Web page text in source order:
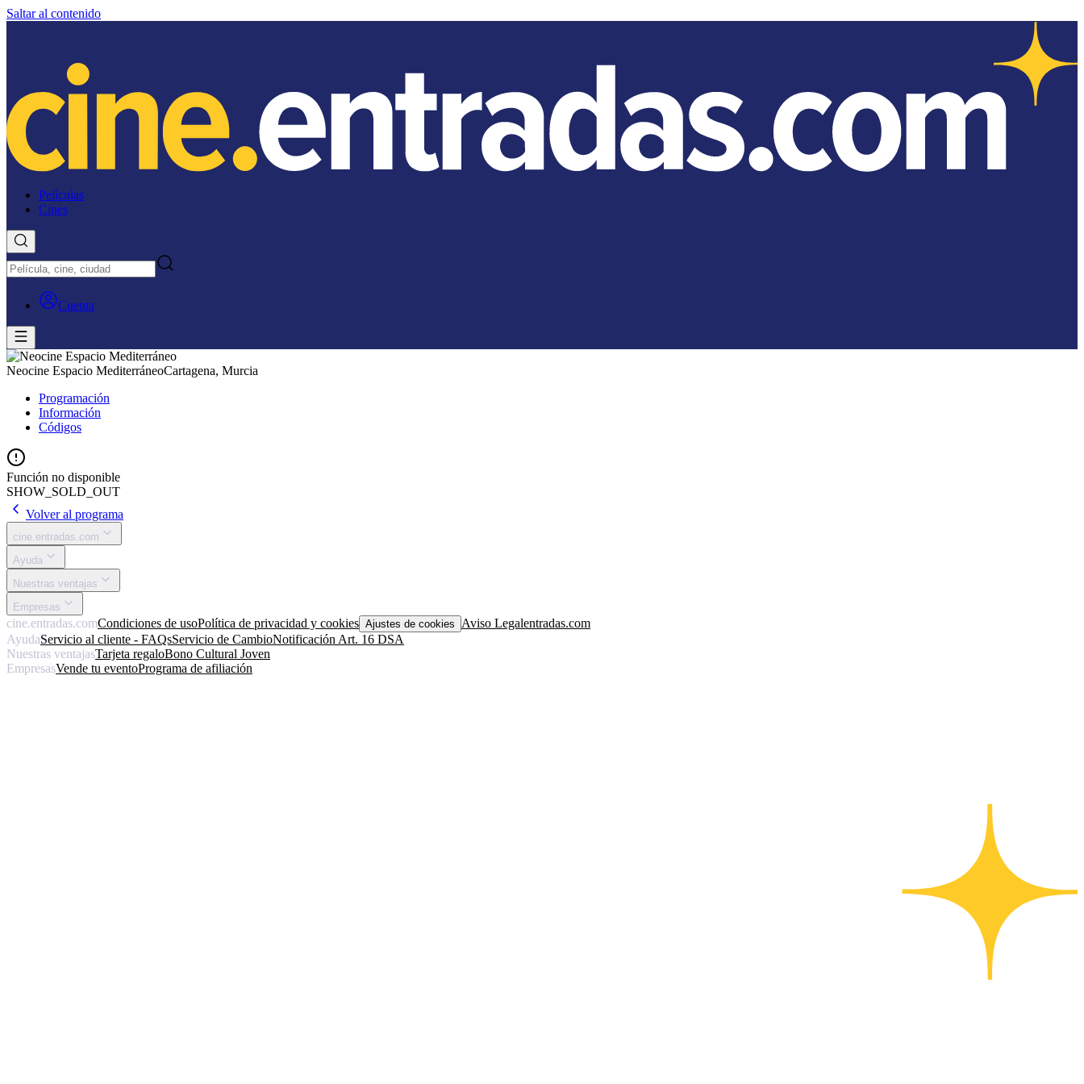
Saltar al contenido
Películas
Cines
Cuenta
Neocine Espacio MediterráneoCartagena, Murcia
Programación
Información
Códigos
Función no disponible
SHOW_SOLD_OUT
Volver al programa
cine.entradas.com
Ayuda
Nuestras ventajas
Empresas
cine.entradas.comCondiciones de usoPolítica de privacidad y cookies Ajustes de cookies Aviso Legalentradas.com
AyudaServicio al cliente - FAQsServicio de CambioNotificación Art. 16 DSA
Nuestras ventajasTarjeta regaloBono Cultural Joven
EmpresasVende tu eventoPrograma de afiliación